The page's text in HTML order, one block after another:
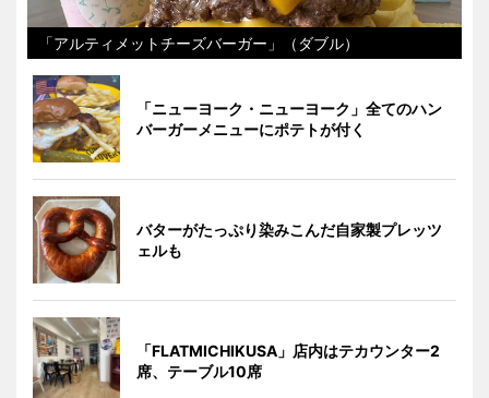
「アルティメットチーズバーガー」（ダブル）
「ニューヨーク・ニューヨーク」全てのハン
バーガーメニューにポテトが付く
バターがたっぷり染みこんだ自家製プレッツ
ェルも
「FLATMICHIKUSA」店内はテカウンター2
席、テーブル10席